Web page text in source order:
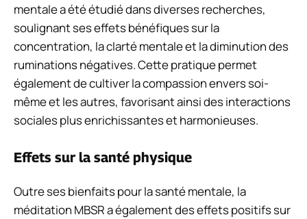
mentale a été étudié dans diverses recherches,
soulignant ses effets bénéfiques sur la
concentration, la clarté mentale et la diminution des
ruminations négatives. Cette pratique permet
également de cultiver la compassion envers soi-
même et les autres, favorisant ainsi des interactions
sociales plus enrichissantes et harmonieuses.
Effets sur la santé physique
Outre ses bienfaits pour la santé mentale, la
méditation MBSR a également des effets positifs sur